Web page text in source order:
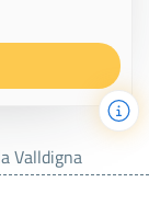
Valldigna